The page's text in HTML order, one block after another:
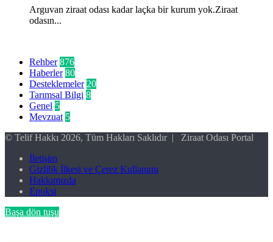
Arguvan ziraat odası kadar laçka bir kurum yok.Ziraat
odasın...
Rehber 876
Haberler 80
Desteklemeler 20
Tarımsal Bilgi 8
Genel 5
Mevzuat 5
© Telif Hakkı 2026, Tüm Hakları Saklıdır | Ziraat Odası Portal
İletişim
Gizlilik İlkesi ve Çerez Kullanımı
Hakkımızda
Epoksi
Başa dön tuşu